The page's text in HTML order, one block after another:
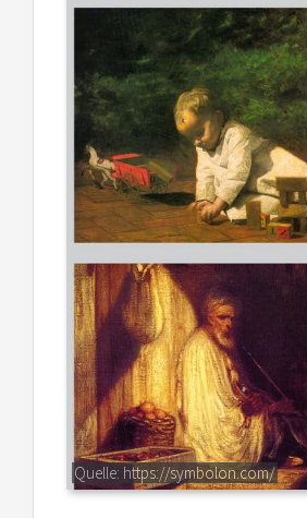
Quelle: https://symbolon.com/